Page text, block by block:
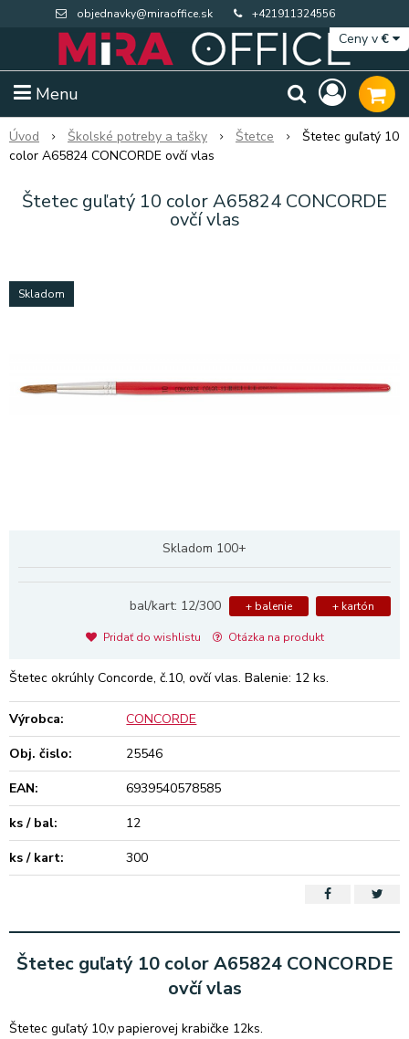
objednavky@miraoffice.sk +421911324556
Menu
Ceny v€
Úvod Školské potreby a tašky Štetce
Štetec guľatý 10
color A65824 CONCORDE ovčí vlas
Štetec guľatý 10 color A65824 CONCORDE
ovčí vlas
Skladom
Skladom 100+
bal/kart: 12/300 + balenie + kartón
Pridať do wishlistu Otázka na produkt
Štetec okrúhly Concorde, č.10, ovčí vlas. Balenie: 12 ks.
Výrobca:
CONCORDE
Obj. čislo:
25546
EAN:
6939540578585
ks / bal:
12
ks / kart:
300
Štetec guľatý 10 color A65824 CONCORDE
ovčí vlas
Štetec guľatý 10,v papierovej krabičke 12ks.